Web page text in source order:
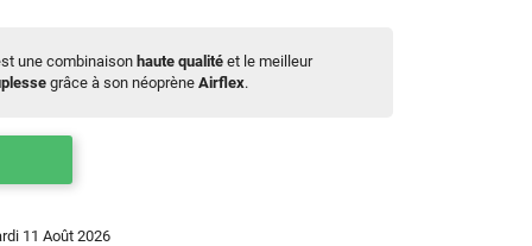
une combinaison haute qualité et le meilleur
grâce à son néoprène Airflex.
11 Août 2026